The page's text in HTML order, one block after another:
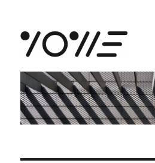
vowe dot net